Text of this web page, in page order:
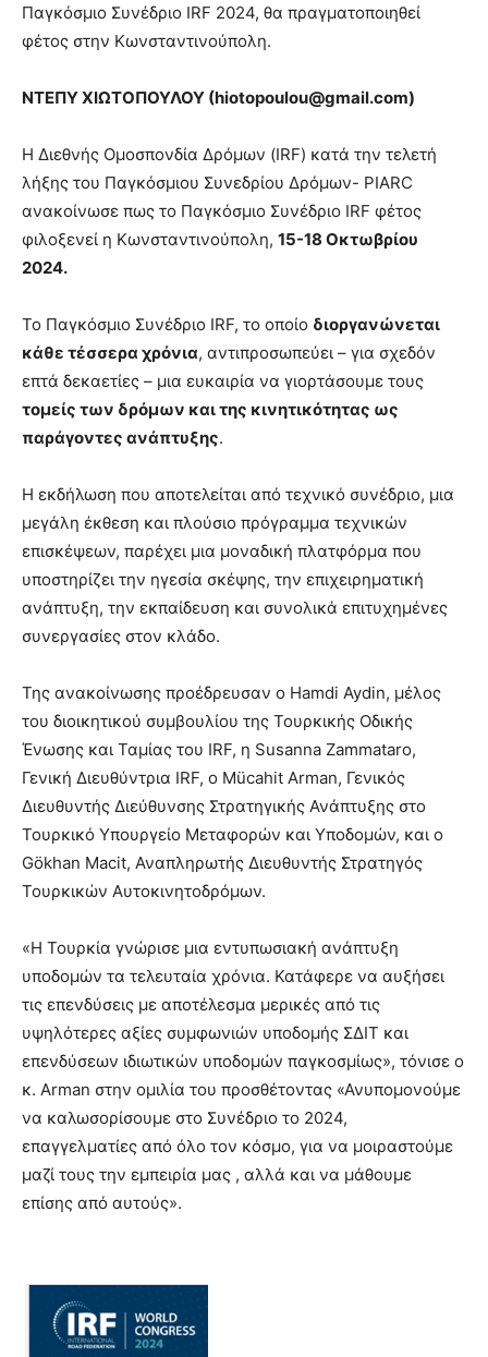
Παγκόσμιο Συνέδριο IRF 2024, θα πραγματοποιηθεί
φέτος στην Κωνσταντινούπολη.
ΝΤΕΠΥ ΧΙΩΤΟΠΟΥΛΟΥ (hiotopoulou@gmail.com)
H Διεθνής Ομοσπονδία Δρόμων (IRF) κατά την τελετή
λήξης του Παγκόσμιου Συνεδρίου Δρόμων- PIARC
ανακοίνωσε πως το Παγκόσμιο Συνέδριο IRF φέτος
φιλοξενεί η Κωνσταντινούπολη, 15-18 Οκτωβρίου
2024.
Το Παγκόσμιο Συνέδριο IRF, το οποίο διοργανώνεται
κάθε τέσσερα χρόνια, αντιπροσωπεύει – για σχεδόν
επτά δεκαετίες – μια ευκαιρία να γιορτάσουμε τους
τομείς των δρόμων και της κινητικότητας ως
παράγοντες ανάπτυξης.
Η εκδήλωση που αποτελείται από τεχνικό συνέδριο, μια
μεγάλη έκθεση και πλούσιο πρόγραμμα τεχνικών
επισκέψεων, παρέχει μια μοναδική πλατφόρμα που
υποστηρίζει την ηγεσία σκέψης, την επιχειρηματική
ανάπτυξη, την εκπαίδευση και συνολικά επιτυχημένες
συνεργασίες στον κλάδο.
Της ανακοίνωσης προέδρευσαν ο Hamdi Aydin, μέλος
του διοικητικού συμβουλίου της Τουρκικής Οδικής
Ένωσης και Ταμίας του IRF, η Susanna Zammataro,
Γενική Διευθύντρια IRF, ο Mücahit Arman, Γενικός
Διευθυντής Διεύθυνσης Στρατηγικής Ανάπτυξης στο
Τουρκικό Υπουργείο Μεταφορών και Υποδομών, και ο
Gökhan Macit, Αναπληρωτής Διευθυντής Στρατηγός
Τουρκικών Αυτοκινητοδρόμων.
«Η Τουρκία γνώρισε μια εντυπωσιακή ανάπτυξη
υποδομών τα τελευταία χρόνια. Κατάφερε να αυξήσει
τις επενδύσεις με αποτέλεσμα μερικές από τις
υψηλότερες αξίες συμφωνιών υποδομής ΣΔΙΤ και
επενδύσεων ιδιωτικών υποδομών παγκοσμίως», τόνισε ο
κ. Arman στην ομιλία του προσθέτοντας «Ανυπομονούμε
να καλωσορίσουμε στο Συνέδριο το 2024,
επαγγελματίες από όλο τον κόσμο, για να μοιραστούμε
μαζί τους την εμπειρία μας , αλλά και να μάθουμε
επίσης από αυτούς».